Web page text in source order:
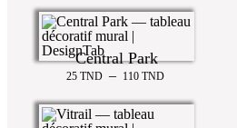
Central Park
25 TND – 110 TND